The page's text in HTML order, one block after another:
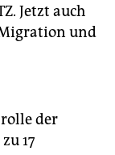
Jetzt auch
und
der
17